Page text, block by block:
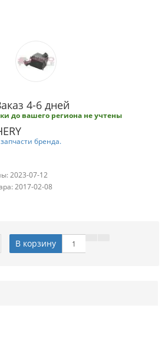
4-6 дней
до вашего региона не учтены
бренда.
2023-07-12
2017-02-08
В корзину